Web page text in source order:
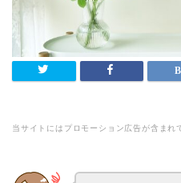
当サイトにはプロモーション広告が含まれ